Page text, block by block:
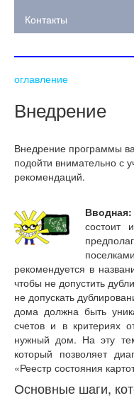
Контакты
оглавление
Внедрение
Внедрение программы
подойти внимательно с
рекомендаций.
Вводная:
состоит
рекомендуется в
чтобы не допустить
не допускать
дома должна быть
счетов и в критериях
нужный дом. На эту
который позволяет
«Реестр состояния
Основные шаги,